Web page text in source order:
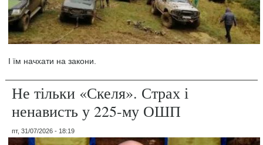
І їм начхати на закони.
Не тільки «Скеля». Страх і
ненависть у 225-му ОШП
пт, 31/07/2026 - 18:19